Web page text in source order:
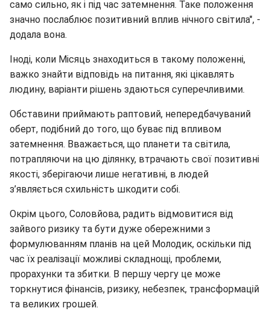
само сильно, як і під час затемнення. Таке положення
значно послаблює позитивний вплив нічного світила", -
додала вона.
Іноді, коли Місяць знаходиться в такому положенні,
важко знайти відповідь на питання, які цікавлять
людину, варіанти рішень здаються суперечливими.
Обставини приймають раптовий, непередбачуваний
оберт, подібний до того, що буває під впливом
затемнення. Вважається, що планети та світила,
потрапляючи на цю ділянку, втрачають свої позитивні
якості, зберігаючи лише негативні, в людей
з’являється схильність шкодити собі.
Окрім цього, Соловйова, радить відмовитися від
зайвого ризику та бути дуже обережними з
формулюванням планів на цей Молодик, оскільки під
час їх реалізації можливі складнощі, проблеми,
прорахунки та збитки. В першу чергу це може
торкнутися фінансів, ризику, небезпек, трансформацій
та великих грошей.